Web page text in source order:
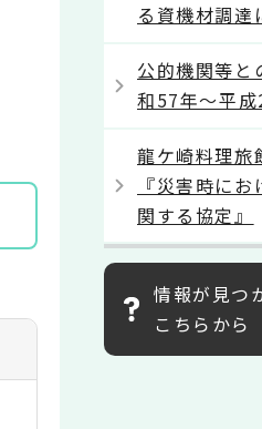
る資機材調達
公的機関等と
和57年～平成
龍ケ崎料理旅
『災害時に
関する協定』
情報が見つ
こちらから